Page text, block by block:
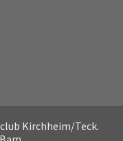
Kirchheim/Teck.